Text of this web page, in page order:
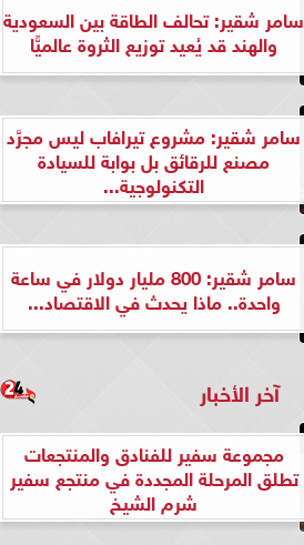
سامر شقير: تحالف الطاقة بين السعودية
والهند قد يُعيد توزيع الثروة عالميًّا
سامر شقير: مشروع تيرافاب ليس مجرَّد
مصنع للرقائق بل بوابة للسيادة
التكنولوجية...
سامر شقير: 800 مليار دولار في ساعة
واحدة.. ماذا يحدث في الاقتصاد...
آخر الأخبار
مجموعة سفير للفنادق والمنتجعات
تطلق المرحلة المجددة في منتجع سفير
شرم الشيخ